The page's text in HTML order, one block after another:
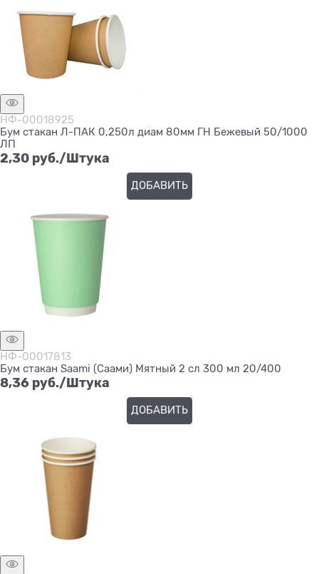
НФ-00018925
Бум стакан Л-ПАК 0,250л диам 80мм ГН Бежевый 50/1000
ЛП
2,30 руб./Штука
ДОБАВИТЬ
НФ-00017813
Бум стакан Saami (Саами) Мятный 2 сл 300 мл 20/400
8,36 руб./Штука
ДОБАВИТЬ